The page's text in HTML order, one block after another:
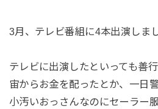
3月、テレビ番組に4本出演しま
テレビに出演したといっても善
宙からお金を配ったとか、一日
小汚いおっさんなのにセーラー